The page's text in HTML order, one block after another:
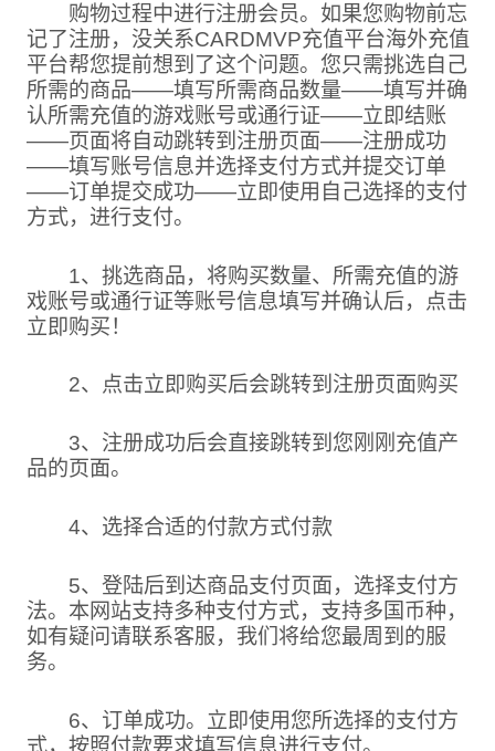
购物过程中进行注册会员。如果您购物前忘
记了注册，没关系CARDMVP充值平台海外充值
平台帮您提前想到了这个问题。您只需挑选自己
所需的商品——填写所需商品数量——填写并确
认所需充值的游戏账号或通行证——立即结账
——页面将自动跳转到注册页面——注册成功
——填写账号信息并选择支付方式并提交订单
——订单提交成功——立即使用自己选择的支付
方式，进行支付。
1、挑选商品，将购买数量、所需充值的游
戏账号或通行证等账号信息填写并确认后，点击
立即购买！
2、点击立即购买后会跳转到注册页面购买
3、注册成功后会直接跳转到您刚刚充值产
品的页面。
4、选择合适的付款方式付款
5、登陆后到达商品支付页面，选择支付方
法。本网站支持多种支付方式，支持多国币种，
如有疑问请联系客服，我们将给您最周到的服
务。
6、订单成功。立即使用您所选择的支付方
式，按照付款要求填写信息进行支付。